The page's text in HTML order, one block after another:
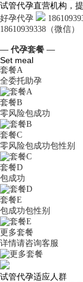
试管代孕直营机构，
好孕代孕
18610939338（微信）
— 代孕套餐 —
Set meal
套餐A
全委托助孕
套餐B
零风险包成功
套餐C
零风险包成功包性别
套餐D
包成功
套餐E
包成功包性别
更多套餐
详情请咨询客服
试管代孕适应人群